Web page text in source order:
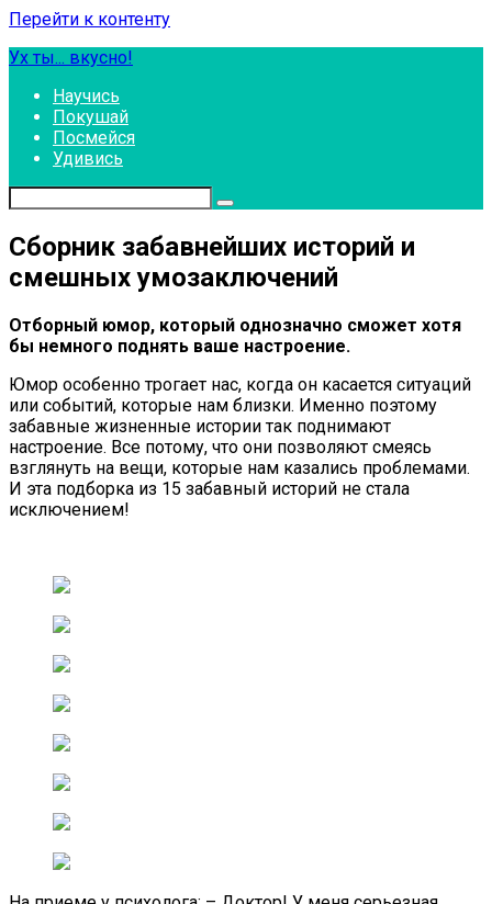
Перейти к контенту
Ух ты... вкусно!
Научись
Покушай
Посмейся
Удивись
Сборник забавнейших историй и
смешных умозаключений
Отборный юмор, который однозначно сможет хотя
бы немного поднять ваше настроение.
Юмор особенно трогает нас, когда он касается ситуаций
или событий, которые нам близки. Именно поэтому
забавные жизненные истории так поднимают
настроение. Все потому, что они позволяют смеясь
взглянуть на вещи, которые нам казались проблемами.
И эта подборка из 15 забавный историй не стала
исключением!